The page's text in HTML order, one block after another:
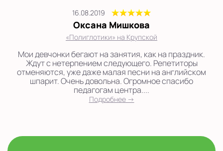
16.08.2019
Оксана Мишкова
«Полиглотики» на Крупской
Мои девчонки бегают на занятия, как на праздник.
Ждут с нетерпением следующего. Репетиторы
отменяются, уже даже малая песни на английском
шпарит. Очень довольна. Огромное спасибо
педагогам центра....
Подробнее →